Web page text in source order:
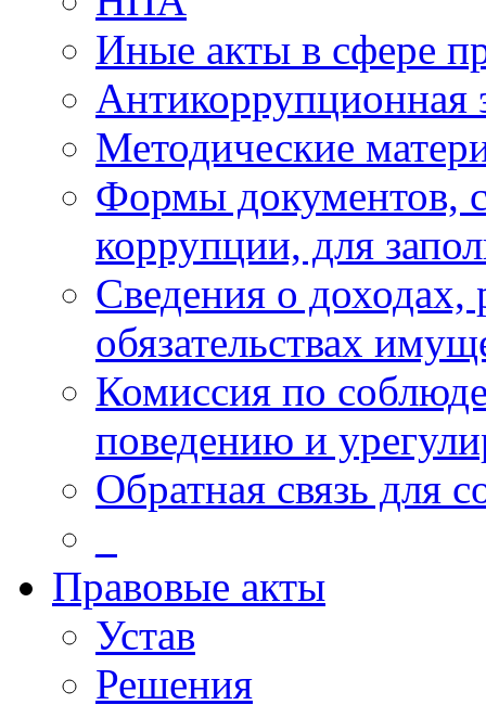
Иные акты в сфере
Антикоррупционная
Методические
Формы документов,
коррупции, для
Сведения о доходах,
обязательствах
Комиссия по
поведению и
Обратная связь для
Правовые акты
Устав
Решения